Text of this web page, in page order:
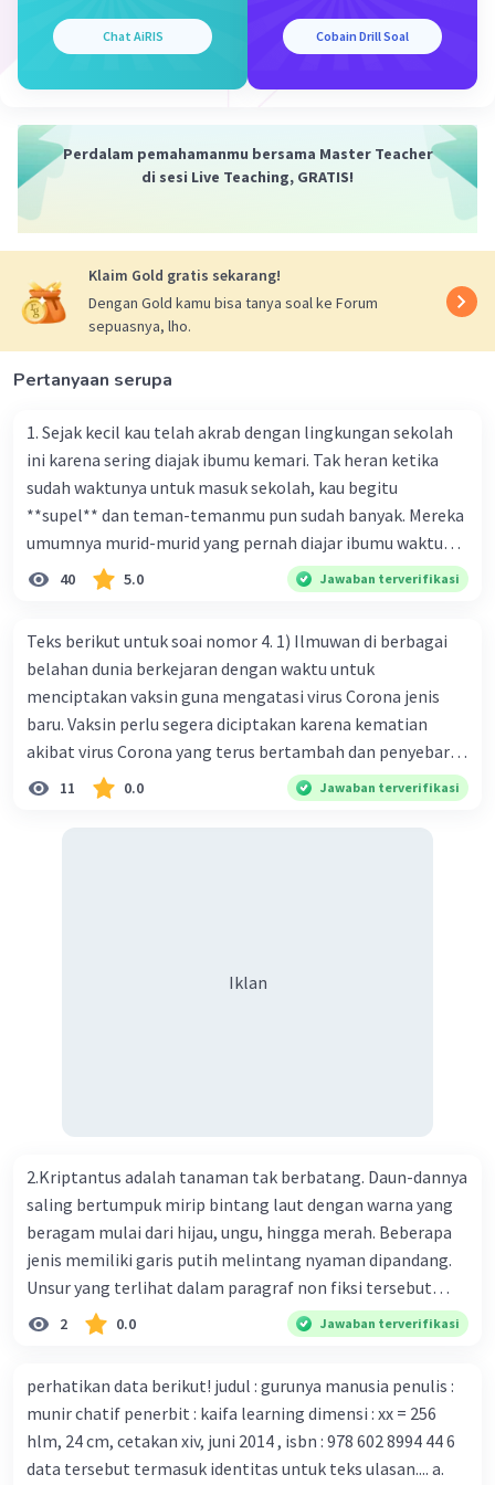
Vincent M Community Level 73
29 September 2023 09:34
C. siswa meraih prestasi tingkat nasional
yang memiliki nilai berita karena menunjukkan
pencapaian luar biasa yang patut dicatat dan
diberitakan.
Beri Rating·0.0(0) Balas
03 Oktober 2023 10:16
C.siswa maraih prestasi tingkat nasional kerena m
makan sebuah pencapaian yang harus dijadikan tabel
berikut
Beri Rating·0.0 (0) Balas
Chat AiRIS Cobain Drill Soal
Perdalam pemahamanmu bersama Master Teacher
di sesi Live Teaching, GRATIS!
Klaim Gold gratis sekarang!
Dengan Gold kamu bisa tanya soal ke Forum
sepuasnya, lho.
Pertanyaan serupa
1. Sejak kecil kau telah akrab dengan lingkungan sekolah
ini karena sering diajak ibumu kemari. Tak heran ketika
sudah waktunya untuk masuk sekolah, kau begitu
**supel** dan teman-temanmu pun sudah banyak. Mereka
umumnya murid-murid yang pernah diajar ibumu waktu
kelas satu. Sedangkan aku? Aku waktu itu baru saja pindah
ke kota kecil ini. Makna kata bercetak tebal dalam kutipan
baik
40 5.0 Jawaban terverifikasi
Teks berikut untuk soai nomor 4. 1) Ilmuwan di berbagai
belahan dunia berkejaran dengan waktu untuk
menciptakan vaksin guna mengatasi virus Corona jenis
baru. Vaksin perlu segera diciptakan karena kematian
akibat virus Corona yang terus bertambah dan penyebaran
virus yang kian meluas. 2) Pada Jum'at (7-2-2020), Komisi
Kesehatan Nasional Cina mencatat jumlah kematian
ilmuwan bekerja dalam kecepatan penuh untuk
bersama sejumlah perusahaan biotek dan vaksin.
Beberapa waktu lalu, Kepala Laboratorium Identifikasi
Virus dari Institut Peter Doherty untuk Infeksi dan
kekebalan, Melbourne, Julian Druce, menyatakan mereka
mengembangkan virus Corona versi laboratorium dari
tubuh pasien yang terinfeksi untuk uji coba. Tanggapan
yang sesuai dengan berita tersebut adalah ... A.
serangan virus Corona dengan menemukan vaksin virus
tersebut. B. Para ilmuan perlu segera mempelajari virus
corona yang menjadi masalah besar bagi kesehatan dunia
karena persebarannya sangat cepat. C. Masyarakat perlu
11 0.0 Jawaban terverifikasi
Iklan
2.Kriptantus adalah tanaman tak berbatang. Daun-dannya
saling bertumpuk mirip bintang laut dengan warna yang
beragam mulai dari hijau, ungu, hingga merah. Beberapa
jenis memiliki garis putih melintang nyaman dipandang.
Unsur yang terlihat dalam paragraf non fiksi tersebut
adalah... A. cara menyajikan isi buku B. bahasa yang
digunakan C. tokoh dan penokohan D. penyajian alur cerita
2 0.0 Jawaban terverifikasi
perhatikan data berikut! judul : gurunya manusia penulis :
munir chatif penerbit : kaifa learning dimensi : xx = 256
hlm, 24 cm, cetakan xiv, juni 2014 , isbn : 978 602 8994 44 6
data tersebut termasuk identitas untuk teks ulasan.... a.